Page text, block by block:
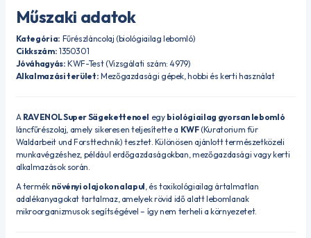
Műszaki adatok
Kategória: Fűrészláncolaj (biológiailag lebomló)
Cikkszám: 1350301
Jóváhagyás: KWF-Test (Vizsgálati szám: 4979)
Alkalmazási terület: Mezőgazdasági gépek, hobbi és kerti használat
A RAVENOL Super Sägekettenoel egy biológiailag gyorsan lebomló
láncfűrészolaj, amely sikeresen teljesítette a KWF(Kuratorium für
Waldarbeit und Forsttechnik) tesztet. Különösen ajánlott természetközeli
munkavégzéshez, például erdőgazdaságokban, mezőgazdasági vagy kerti
alkalmazások során.
A termék növényi olajokon alapul, és toxikológiailag ártalmatlan
adalékanyagokat tartalmaz, amelyek rövid idő alatt lebomlanak
mikroorganizmusok segítségével – így nem terheli a környezetet.